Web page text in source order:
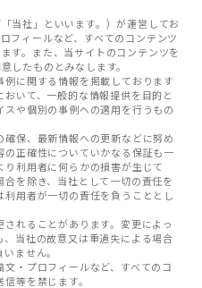
当社」といいます。）が運営してお
フィールなど、すべてのコンテンツ
す。また、当サイトのコンテンツを
したものとみなします。
に関する情報を掲載しております
いて、一般的な情報提供を目的と
や個別の事例への適用を行うもの
保、最新情報への更新などに努め
正確性についていかなる保証も一
利用者に何らかの損害が生じて
を除き、当社として一切の責任を
用者が一切の責任を負うこととし
れることがあります。変更によっ
当社の故意又は重過失による場合
ません。
・プロフィールなど、すべてのコ
等を禁じます。